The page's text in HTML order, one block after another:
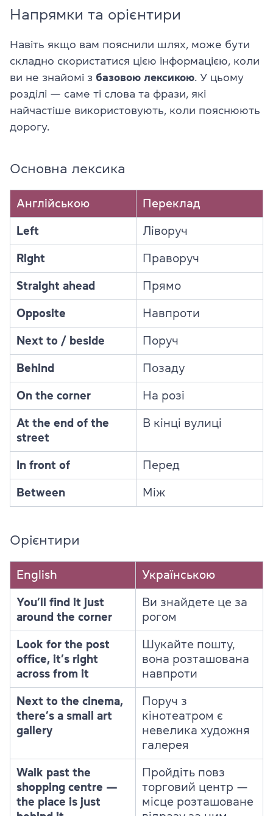
Напрямки та орієнтири
Навіть якщо вам пояснили шлях, може бути
складно скористатися цією інформацією, коли
ви не знайомі з базовою лексикою. У цьому
розділі — саме ті слова та фрази, які
найчастіше використовують, коли пояснюють
дорогу.
Основна лексика
Англійською Переклад
Left Ліворуч
Right Праворуч
Straight ahead Прямо
Opposite Навпроти
Next to / beside Поруч
Behind Позаду
On the corner На розі
At the end of the
street
В кінці вулиці
In front of Перед
Between Між
Орієнтири
English Українською
You’ll find it just
around the corner
Ви знайдете це за
рогом
Look for the post
office, it’s right
across from it
Шукайте пошту,
вона розташована
навпроти
Next to the cinema,
there’s a small art
gallery
Поруч з
кінотеатром є
невелика художня
галерея
Walk past the
shopping centre —
the place is just
Пройдіть повз
торговий центр —
місце розташоване